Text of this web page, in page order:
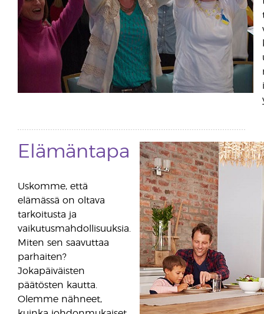
Elämäntapa
Uskomme, että
elämässä on oltava
tarkoitusta ja
vaikutusmahdollisuuksia.
Miten sen saavuttaa
parhaiten?
Jokapäiväisten
päätösten kautta.
Olemme nähneet,